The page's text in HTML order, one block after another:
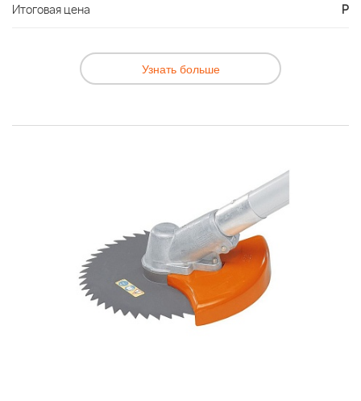
Итоговая цена
Р
Узнать больше